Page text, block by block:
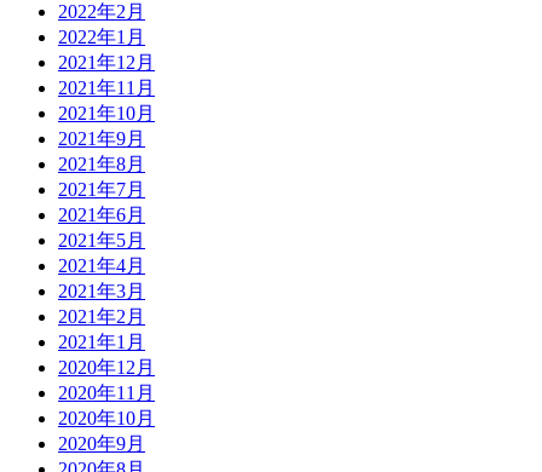
2022年2月
2022年1月
2021年12月
2021年11月
2021年10月
2021年9月
2021年8月
2021年7月
2021年6月
2021年5月
2021年4月
2021年3月
2021年2月
2021年1月
2020年12月
2020年11月
2020年10月
2020年9月